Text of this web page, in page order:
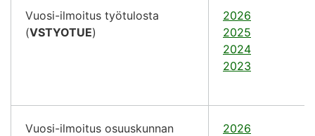
Vuosi-ilmoitus työtulosta
(VSTYOTUE)
2026
2025
2024
2023
Vuosi-ilmoitus osuuskunnan
2026